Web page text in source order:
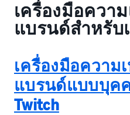
เครื่องมือควา
แบรนด์สำหรับ
เครื่องมือความ
แบรนด์แบบบุค
Twitch